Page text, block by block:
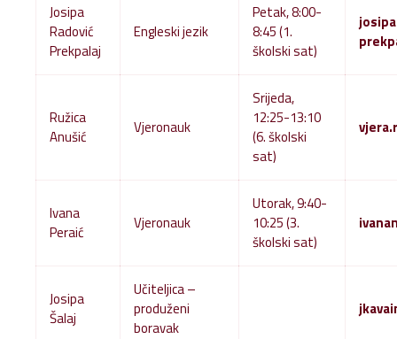
Josipa
Radović
Prekpalaj
Engleski jezik
Petak, 8:00-
8:45 (1.
školski sat)
Ružica
Anušić
Vjeronauk
Srijeda,
12:25-13:10
(6. školski
sat)
Ivana
Peraić
Vjeronauk
Utorak, 9:40-
10:25 (3.
školski sat)
Josipa
Šalaj
Učiteljica –
produženi
boravak